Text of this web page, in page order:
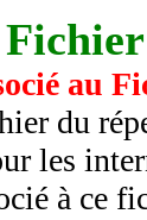
au
du
les
à ce